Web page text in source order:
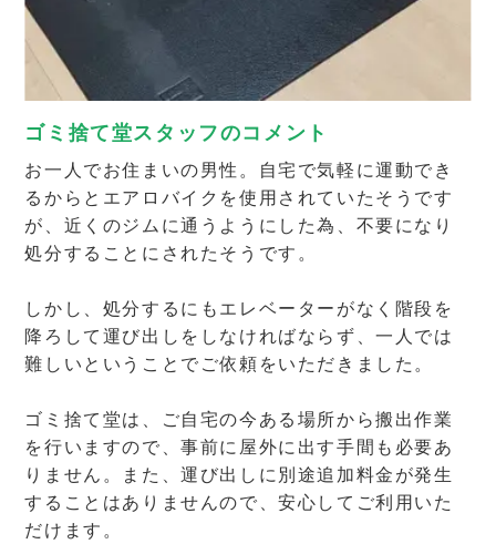
ゴミ捨て堂スタッフのコメント
お一人でお住まいの男性。自宅で気軽に運動でき
るからとエアロバイクを使用されていたそうです
が、近くのジムに通うようにした為、不要になり
処分することにされたそうです。
しかし、処分するにもエレベーターがなく階段を
降ろして運び出しをしなければならず、一人では
難しいということでご依頼をいただきました。
ゴミ捨て堂は、ご自宅の今ある場所から搬出作業
を行いますので、事前に屋外に出す手間も必要あ
りません。また、運び出しに別途追加料金が発生
することはありませんので、安心してご利用いた
だけます。